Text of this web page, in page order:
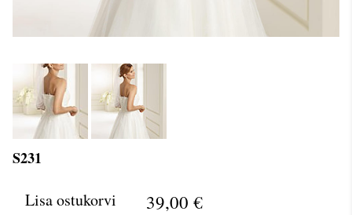
S231
Lisa ostukorvi 39,00 €